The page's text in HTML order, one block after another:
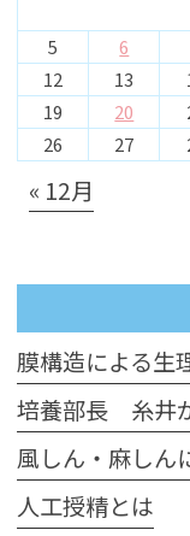
5
6
12
13
19
20
26
27
« 12月
膜構造による生
風しん・麻しん
人工授精とは